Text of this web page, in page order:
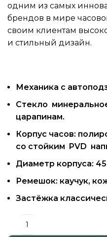
одним из самых
брендов в мире
своим клиентам
и стильный дизайн.
Механика с
Стекло
царапинам.
Корпус часов:
со стойким PVD
Диаметр корпуса:
Ремешок: каучук,
Застёжка